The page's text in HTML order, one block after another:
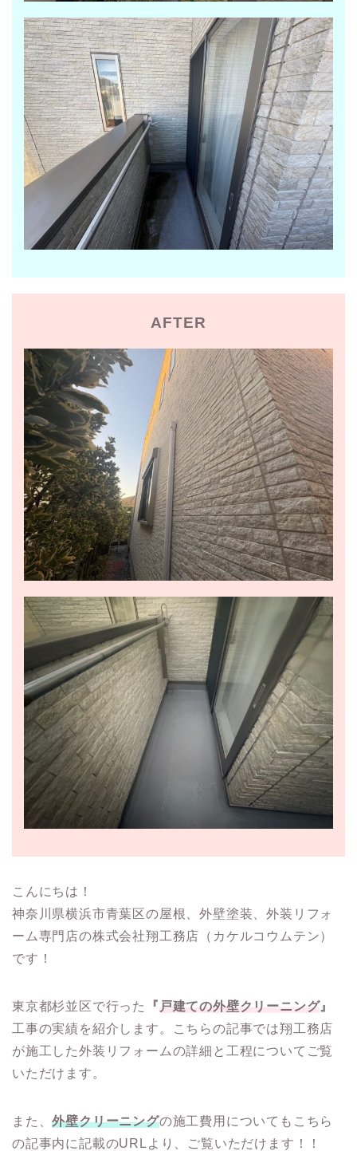
AFTER
こんにちは！
神奈川県横浜市青葉区の屋根、外壁塗装、外装リフォ
ーム専門店の株式会社翔工務店（カケルコウムテン）
です！
東京都杉並区で行った 『 戸建ての外壁クリーニング』
工事の実績を紹介します。こちらの記事では翔工務店
が施工した外装リフォームの詳細と工程についてご覧
いただけます。
また、外壁クリーニングの施工費用についてもこちら
の記事内に記載のURLより、ご覧いただけます！！